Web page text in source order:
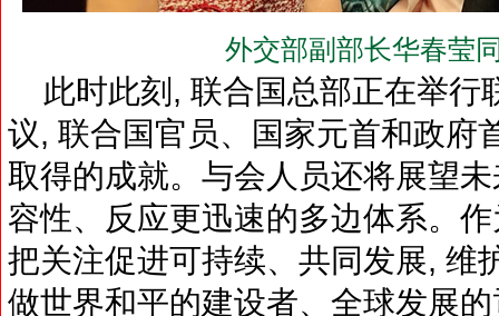
外交部副部长华春莹
此时此刻, 联合国总部正在举行
议, 联合国官员、国家元首和政府
取得的成就。与会人员还将展望
容性、反应更迅速的多边体系。
把关注促进可持续、共同发展, 维
做世界和平的建设者、全球发展